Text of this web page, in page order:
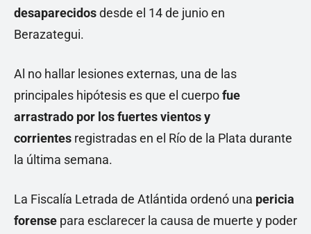
desaparecidosdesde el 14 de junio en
Berazategui.
Al no hallar lesiones externas, una de las
principales hipótesis es que el cuerpofue
arrastrado por los fuertes vientos y
corrientes registradas en el Río de la Plata durante
la última semana.
La Fiscalía Letrada de Atlántida ordenó una pericia
forense para esclarecer la causa de muerte y poder